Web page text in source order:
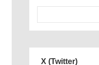
X (Twitter)